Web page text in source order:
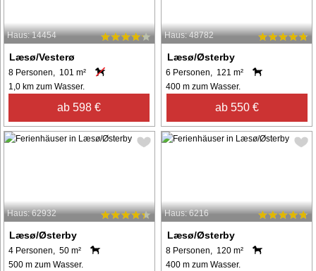
Haus: 14454
Læsø/Vesterø
8 Personen, 101 m²
1,0 km zum Wasser.
ab 598 €
Haus: 48782
Læsø/Østerby
6 Personen, 121 m²
400 m zum Wasser.
ab 550 €
Haus: 62932
Læsø/Østerby
4 Personen, 50 m²
500 m zum Wasser.
Haus: 6216
Læsø/Østerby
8 Personen, 120 m²
400 m zum Wasser.